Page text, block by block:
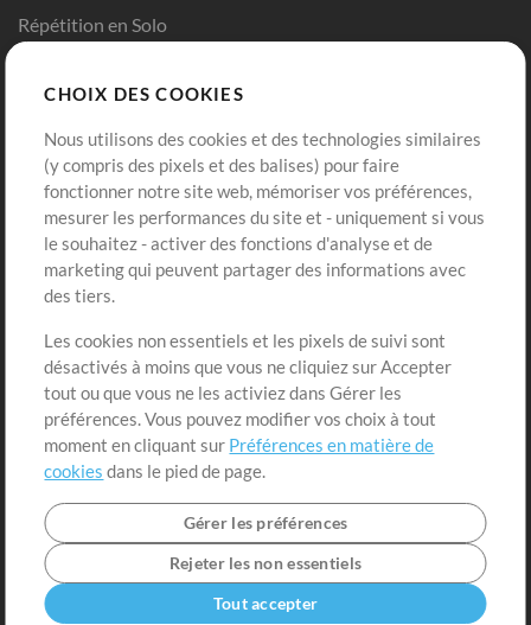
Répétition en Solo
Modèles ProPresenter
Sons
Boutique
Acheter des crédits
Contenu gratuit
Demander les pistes
Extras
Sessions
Soumettre votre contenu
Listes de lecture
Conférence MT
Compte
Connexion
S'inscrire
CHOIX DES COOKIES
Nous utilisons des cookies et des technologies similaires
(y compris des pixels et des balises) pour faire
fonctionner notre site web, mémoriser vos préférences,
mesurer les performances du site et - uniquement si vous
le souhaitez - activer des fonctions d'analyse et de
marketing qui peuvent partager des informations avec
des tiers.
Les cookies non essentiels et les pixels de suivi sont
désactivés à moins que vous ne cliquiez sur Accepter
tout ou que vous ne les activiez dans Gérer les
préférences. Vous pouvez modifier vos choix à tout
moment en cliquant sur Préférences en matière de
cookies dans le pied de page.
Gérer les préférences
Rejeter les non essentiels
Tout accepter